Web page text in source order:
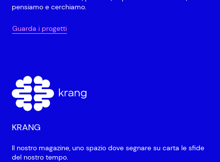
pensiamo e cerchiamo.
Guarda i progetti
KRANG
Il nostro magazine, uno spazio dove segnare su carta le sfide
del nostro tempo.